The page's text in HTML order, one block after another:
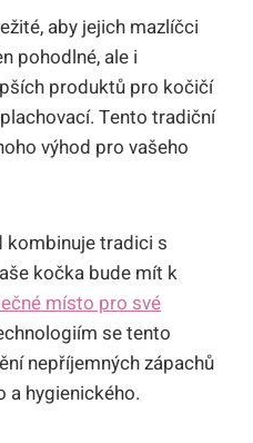
aby jejich mazlíčci
pohodlné, ale i
produktů pro kočičí
Tento tradiční
výhod pro vašeho
kombinuje tradici s
kočka bude mít k
místo pro své
se tento
nepříjemných zápachů
a hygienického.